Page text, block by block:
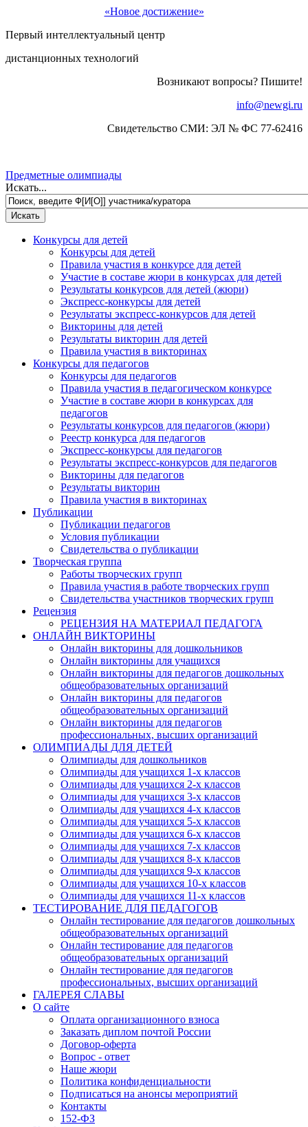
«Новое достижение»
Первый интеллектуальный центр
дистанционных технологий
Возникают вопросы? Пишите!
info@newgi.ru
Свидетельство СМИ: ЭЛ № ФС 77-62416
Предметные олимпиады
Искать...
Конкурсы для детей
Конкурсы для детей
Правила участия в конкурсе для детей
Участие в составе жюри в конкурсах для детей
Результаты конкурсов для детей (жюри)
Экспресс-конкурсы для детей
Результаты экспресс-конкурсов для детей
Викторины для детей
Результаты викторин для детей
Правила участия в викторинах
Конкурсы для педагогов
Конкурсы для педагогов
Правила участия в педагогическом конкурсе
Участие в составе жюри в конкурсах для
педагогов
Результаты конкурсов для педагогов (жюри)
Реестр конкурса для педагогов
Экспресс-конкурсы для педагогов
Результаты экспресс-конкурсов для педагогов
Викторины для педагогов
Результаты викторин
Правила участия в викторинах
Публикации
Публикации педагогов
Условия публикации
Свидетельства о публикации
Творческая группа
Работы творческих групп
Правила участия в работе творческих групп
Свидетельства участников творческих групп
Рецензия
РЕЦЕНЗИЯ НА МАТЕРИАЛ ПЕДАГОГА
ОНЛАЙН ВИКТОРИНЫ
Онлайн викторины для дошкольников
Онлайн викторины для учащихся
Онлайн викторины для педагогов дошкольных
общеобразовательных организаций
Онлайн викторины для педагогов
общеобразовательных организаций
Онлайн викторины для педагогов
профессиональных, высших организаций
ОЛИМПИАДЫ ДЛЯ ДЕТЕЙ
Олимпиады для дошкольников
Олимпиады для учащихся 1-х классов
Олимпиады для учащихся 2-х классов
Олимпиады для учащихся 3-х классов
Олимпиады для учащихся 4-х классов
Олимпиады для учащихся 5-х классов
Олимпиады для учащихся 6-х классов
Олимпиады для учащихся 7-х классов
Олимпиады для учащихся 8-х классов
Олимпиады для учащихся 9-х классов
Олимпиады для учащихся 10-х классов
Олимпиады для учащихся 11-х классов
ТЕСТИРОВАНИЕ ДЛЯ ПЕДАГОГОВ
Онлайн тестирование для педагогов дошкольных
общеобразовательных организаций
Онлайн тестирование для педагогов
общеобразовательных организаций
Онлайн тестирование для педагогов
профессиональных, высших организаций
ГАЛЕРЕЯ СЛАВЫ
О сайте
Оплата организационного взноса
Заказать диплом почтой России
Договор-оферта
Вопрос - ответ
Наше жюри
Политика конфиденциальности
Подписаться на анонсы мероприятий
Контакты
152-ФЗ